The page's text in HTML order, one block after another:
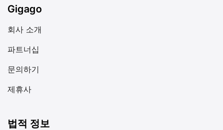
Gigago
회사 소개
파트너십
문의하기
제휴사
법적 정보